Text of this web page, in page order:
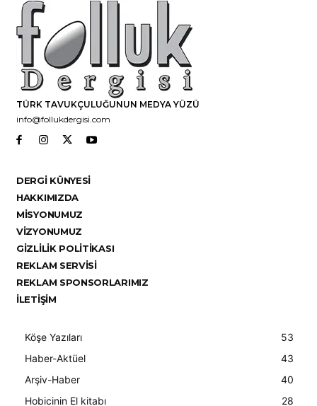
TÜRK TAVUKÇULUĞUNUN MEDYA YÜZÜ
info@follukdergisi.com
DERGI KÜNYESI
HAKKIMIZDA
MISYONUMUZ
VIZYONUMUZ
GIZLILIK POLITIKASI
REKLAM SERVISI
REKLAM SPONSORLARIMIZ
İLETIŞIM
Köşe Yazıları
53
Haber-Aktüel
43
Arşiv-Haber
40
Hobicinin El kitabı
28